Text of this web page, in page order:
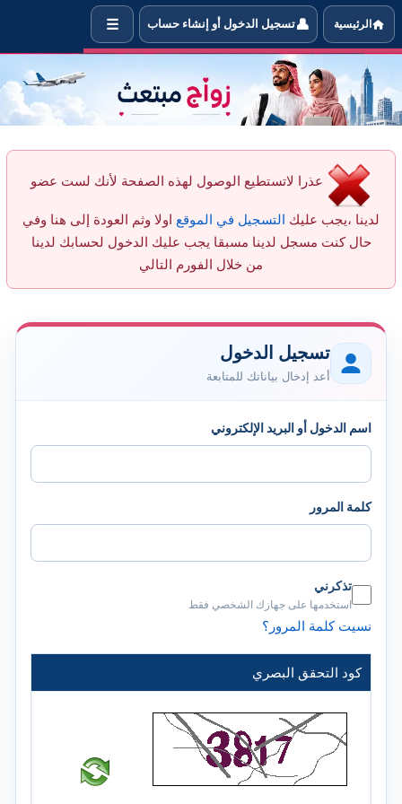
‫ أحجب العضو Bosaleh عن التواصل معي
الرئيسية 👤تسجيل الدخول أو إنشاء حساب ☰
عذرا لاتستطيع الوصول لهذه الصفحة لأنك لست عضو
لدينا ،يجب عليك التسجيل في الموقع اولا وثم العودة إلى هنا وفي
حال كنت مسجل لدينا مسبقا يجب عليك الدخول لحسابك لدينا
من خلال الفورم التالي
تسجيل الدخول
أعد إدخال بياناتك للمتابعة
اسم الدخول أو البريد الإلكتروني
كلمة المرور
تذكرني
استخدمها على جهازك الشخصي فقط
نسيت كلمة المرور؟
كود التحقق البصري